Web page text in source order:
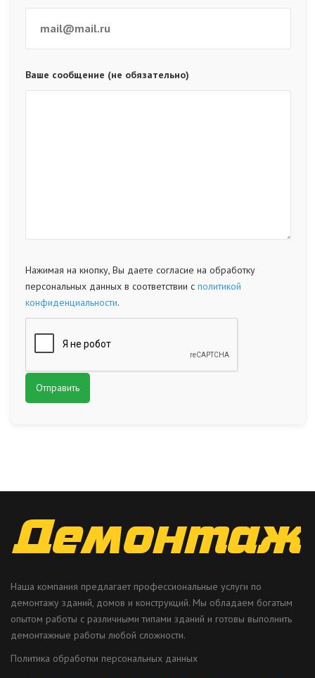
Ваше сообщение (не обязательно)
Нажимая на кнопку, Вы даете согласие на обработку
персональных данных в соответствии с политикой
конфиденциальности.
Наша компания предлагает профессиональные услуги по
демонтажу зданий, домов и конструкций. Мы обладаем богатым
опытом работы с различными типами зданий и готовы выполнить
демонтажные работы любой сложности.
Политика обработки персональных данных